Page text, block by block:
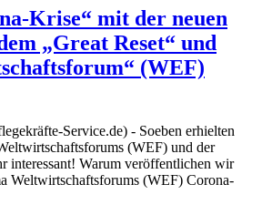
Krise“ mit der neuen
„Great Reset“ und
(WEF)
Service.de) - Soeben erhielten
(WEF) und der
interessant! Warum veröffentlichen wir
Weltwirtschaftsforums (WEF) Corona-